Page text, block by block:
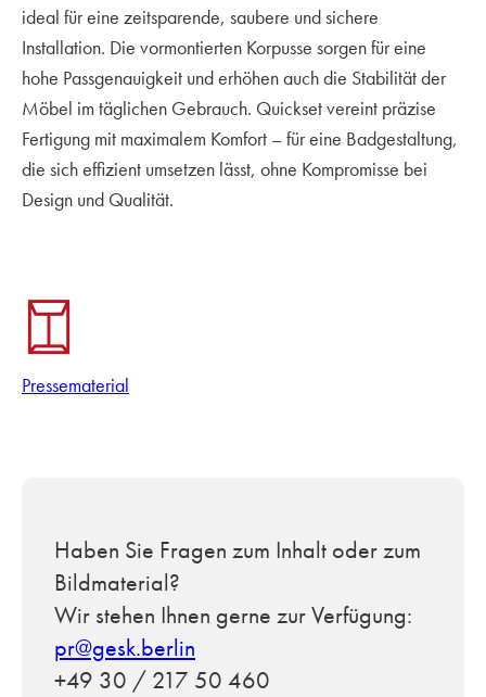
ideal für eine zeitsparende, saubere und sichere
Installation. Die vormontierten Korpusse sorgen für eine
hohe Passgenauigkeit und erhöhen auch die Stabilität der
Möbel im täglichen Gebrauch. Quickset vereint präzise
Fertigung mit maximalem Komfort – für eine Badgestaltung,
die sich effizient umsetzen lässt, ohne Kompromisse bei
Design und Qualität.
Pressematerial
Haben Sie Fragen zum Inhalt oder zum
Bildmaterial?
Wir stehen Ihnen gerne zur Verfügung:
pr@gesk.berlin
+49 30 / 217 50 460